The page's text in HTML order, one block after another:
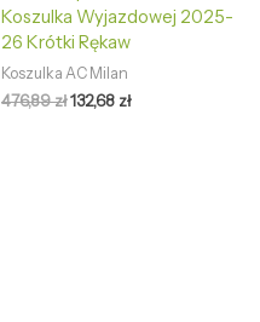
Koszulka Wyjazdowej 2025-
26 Krótki Rękaw
Koszulka AC Milan
476,89zł132,68 zł